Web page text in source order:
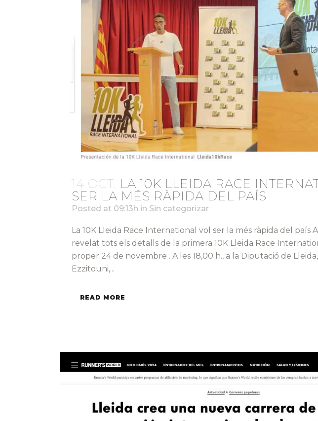
14 OCT. LA 10K LLEIDA RACE
SER LA MÉS RÀPIDA DEL PAÍS
Posted at 09:13h in Sin categorizar
La 10K Lleida Race International vol ser la més ràpida del país
revelat tots els detalls de la primera 10K Lleida Race
proper 24 de novembre . A les 18,00 h., a la Diputació de
Ezzitouni,...
READ MORE